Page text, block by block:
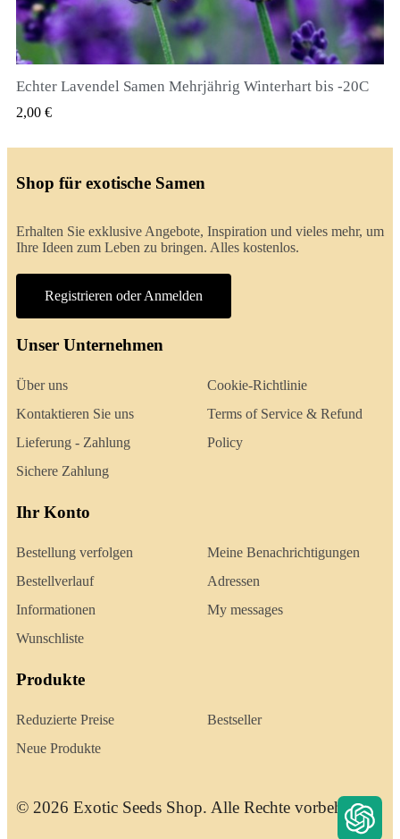
QUICK VIEW
Echter Lavendel Samen Mehrjährig Winterhart bis -20C
2,00 €
Shop für exotische Samen
Erhalten Sie exklusive Angebote, Inspiration und vieles mehr, um
Ihre Ideen zum Leben zu bringen. Alles kostenlos.
Registrieren oder Anmelden
Unser Unternehmen
Über uns
Kontaktieren Sie uns
Lieferung - Zahlung
Sichere Zahlung
Cookie-Richtlinie
Terms of Service & Refund
Policy
Ihr Konto
Bestellung verfolgen
Bestellverlauf
Informationen
Wunschliste
Meine Benachrichtigungen
Adressen
My messages
Produkte
Reduzierte Preise
Neue Produkte
Bestseller
© 2026 Exotic Seeds Shop. Alle Rechte vorbehalten.